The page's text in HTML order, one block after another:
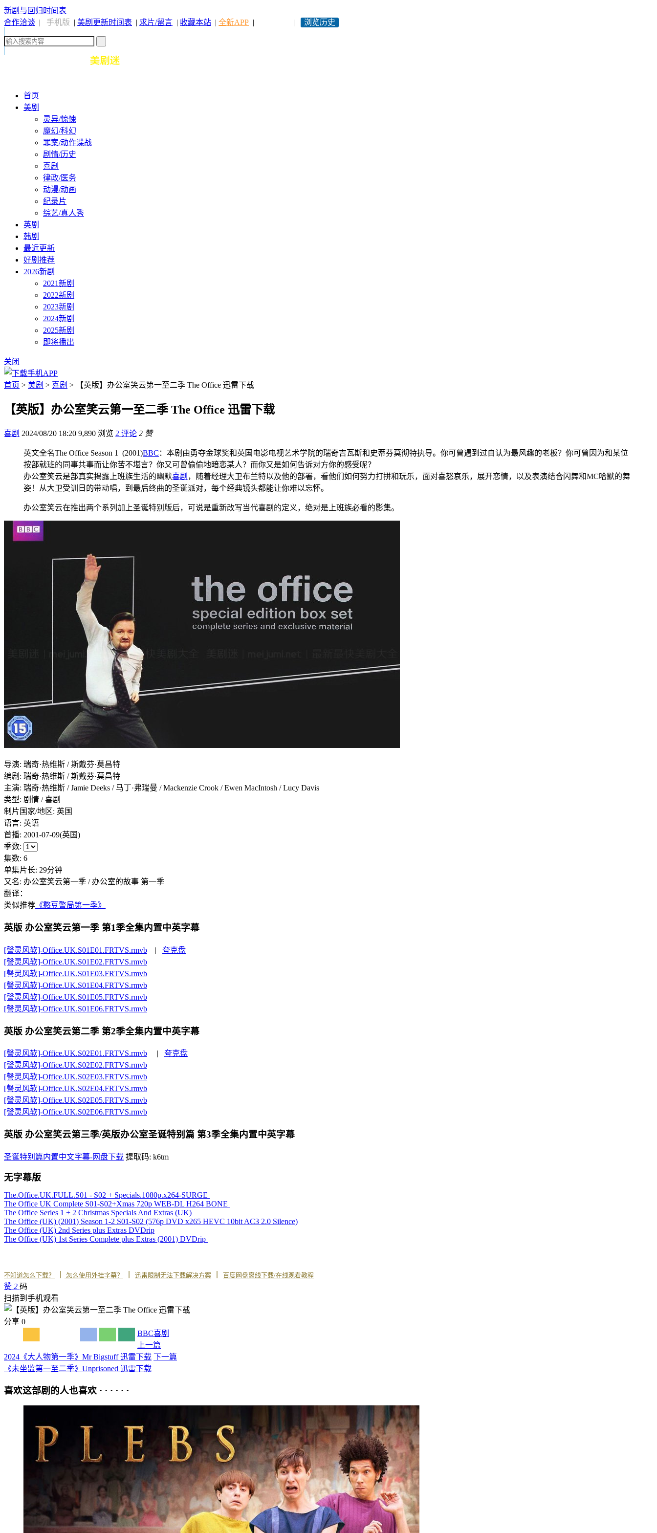
新剧与回归时间表
合作洽谈 | 手机版 | 美剧更新时间表 | 求片/留言 | 收藏本站 | 全新APP | | 浏览历史
首页
美剧
灵异/惊悚
魔幻/科幻
罪案/动作谍战
剧情/历史
喜剧
律政/医务
动漫/动画
纪录片
综艺/真人秀
英剧
韩剧
最近更新
好剧推荐
2026新剧
2021新剧
2022新剧
2023新剧
2024新剧
2025新剧
即将播出
关闭
首页 > 美剧 > 喜剧 > 【英版】办公室笑云第一至二季 The Office 迅雷下载
【英版】办公室笑云第一至二季 The Office 迅雷下载
喜剧 2024/08/20 18:20 9,890 浏览 2 评论 2 赞
英文全名The Office Season 1 (2001)BBC ：本剧由勇夺金球奖和英国电影电视艺术学院的瑞奇吉瓦斯和史蒂芬莫彻特执导。你可曾遇到过自认为最风趣的老板？你可曾因为和某位
按部就班的同事共事而让你苦不堪言？你又可曾偷偷地暗恋某人？而你又是如何告诉对方你的感受呢？
办公室笑云是部真实揭露上班族生活的幽默喜剧 ，随着经理大卫布兰特以及他的部署，看他们如何努力打拼和玩乐，面对喜怒哀乐，展开恋情，以及表演结合闪舞和MC哈默的舞
姿！从大卫受训日的带动唱，到最后终曲的圣诞派对，每个经典镜头都能让你难以忘怀。
办公室笑云在推出两个系列加上圣诞特别版后，可说是重新改写当代喜剧的定义，绝对是上班族必看的影集。
导演: 瑞奇·热维斯 / 斯戴芬·莫昌特
编剧 : 瑞奇·热维斯 / 斯戴芬·莫昌特
主演: 瑞奇·热维斯 / Jamie Deeks / 马丁·弗瑞曼 / Mackenzie Crook / Ewen MacIntosh / Lucy Davis
类型: 剧情 / 喜剧
制片国家/地区: 英国
语言: 英语
首播: 2001-07-09(英国)
季数:
集数: 6
单集片长: 29分钟
又名: 办公室笑云第一季 / 办公室的故事 第一季
翻译：
类似推荐 《憨豆警局第一季》
英版 办公室笑云第一季 第1季全集内置中英字幕
[謦灵风软]-Office.UK.S01E01.FRTVS.rmvb | 夸克盘
[謦灵风软]-Office.UK.S01E02.FRTVS.rmvb
[謦灵风软]-Office.UK.S01E03.FRTVS.rmvb
[謦灵风软]-Office.UK.S01E04.FRTVS.rmvb
[謦灵风软]-Office.UK.S01E05.FRTVS.rmvb
[謦灵风软]-Office.UK.S01E06.FRTVS.rmvb
英版 办公室笑云第二季 第2季全集内置中英字幕
[謦灵风软]-Office.UK.S02E01.FRTVS.rmvb | 夸克盘
[謦灵风软]-Office.UK.S02E02.FRTVS.rmvb
[謦灵风软]-Office.UK.S02E03.FRTVS.rmvb
[謦灵风软]-Office.UK.S02E04.FRTVS.rmvb
[謦灵风软]-Office.UK.S02E05.FRTVS.rmvb
[謦灵风软]-Office.UK.S02E06.FRTVS.rmvb
英版 办公室笑云第三季/英版办公室圣诞特别篇 第3季全集内置中英字幕
圣诞特别篇内置中文字幕-网盘下载 提取码: k6tm
无字幕版
The.Office.UK.FULL.S01 - S02 + Specials.1080p.x264-SURGE
The Office UK Complete S01-S02+Xmas 720p WEB-DL H264 BONE
The Office Series 1 + 2 Christmas Specials And Extras (UK)
The Office (UK) (2001) Season 1-2 S01-S02 (576p DVD x265 HEVC 10bit AC3 2.0 Silence)
The Office (UK) 2nd Series plus Extras DVDrip
The Office (UK) 1st Series Complete plus Extras (2001) DVDrip
不知道怎么下载？ 怎么使用外挂字幕？ 迅雷限制无法下载解决方案 百度网盘离线下载/在线观看教程
赞 2 码
扫描到手机观看
分享 0
BBC喜剧
上一篇
2024《大人物第一季》Mr Bigstuff 迅雷下载 下一篇
《未坐监第一至二季》Unprisoned 迅雷下载
喜欢这部剧的人也喜欢 · · · · · ·